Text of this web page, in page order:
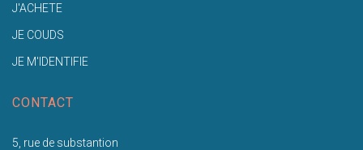
J'ACHETE
JE COUDS
JE M'IDENTIFIE
CONTACT
5, rue de substantion